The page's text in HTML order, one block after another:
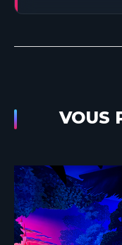
VOUS